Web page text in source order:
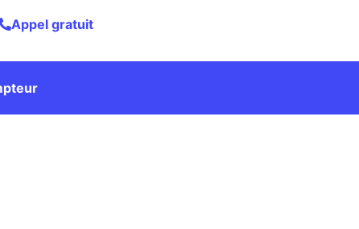
Appel gratuit